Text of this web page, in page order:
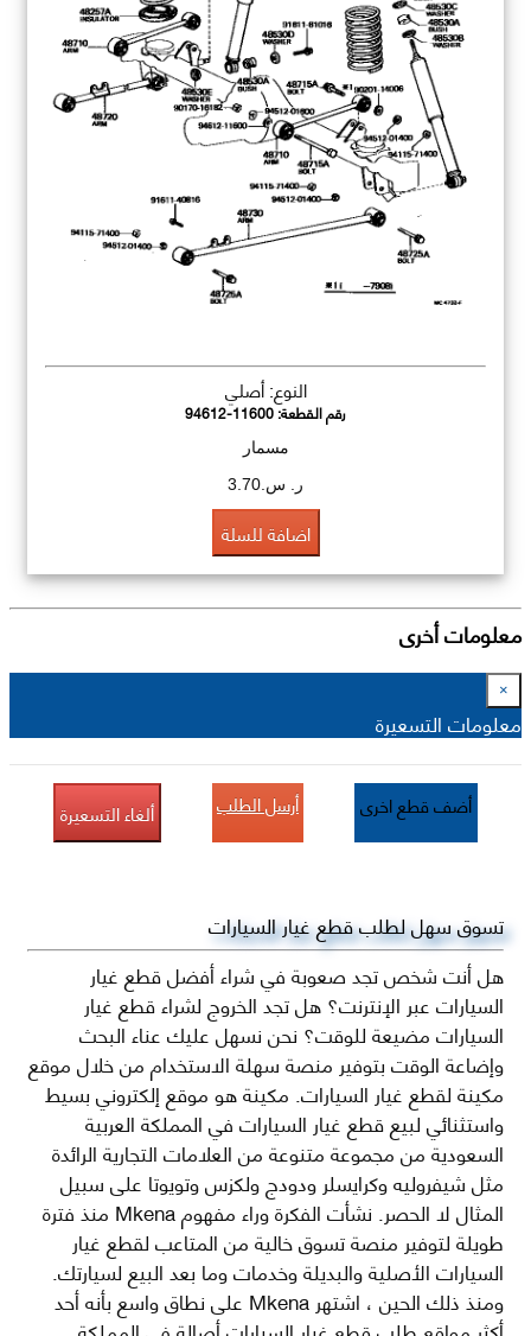
النوع: أصلي
رقم القطعة:94612-11600
مسمار
ر. س.3.70
اضافة للسلة
معلومات أخرى
×
معلومات التسعيرة
أضف قطع اخرى أرسل الطلب ألغاء التسعيرة
تسوق سهل لطلب قطع غيار السيارات
هل أنت شخص تجد صعوبة في شراء أفضل قطع غيار
السيارات عبر الإنترنت؟ هل تجد الخروج لشراء قطع غيار
السيارات مضيعة للوقت؟ نحن نسهل عليك عناء البحث
وإضاعة الوقت بتوفير منصة سهلة الاستخدام من خلال موقع
مكينة لقطع غيار السيارات. مكينة هو موقع إلكتروني بسيط
واستثنائي لبيع قطع غيار السيارات في المملكة العربية
السعودية من مجموعة متنوعة من العلامات التجارية الرائدة
مثل شيفروليه وكرايسلر ودودج ولكزس وتويوتا على سبيل
المثال لا الحصر. نشأت الفكرة وراء مفهوم Mkena منذ فترة
طويلة لتوفير منصة تسوق خالية من المتاعب لقطع غيار
السيارات الأصلية والبديلة وخدمات وما بعد البيع لسيارتك.
ومنذ ذلك الحين ، اشتهر Mkena على نطاق واسع بأنه أحد